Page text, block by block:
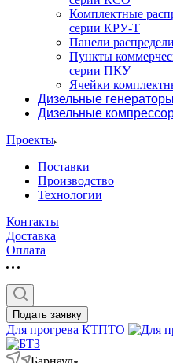
Комплектные
серии КРУ-Т
Панели
Пункты
серии ПКУ
Ячейки
Дизельные генераторы
Дизельные
Проекты
Поставки
Производство
Технологии
Контакты
Доставка
Оплата
Подать заявку
Для прогрева КТПТО